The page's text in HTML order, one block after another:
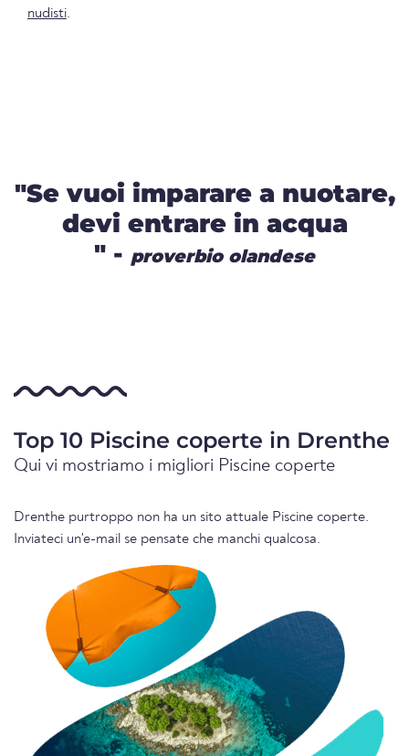
nudisti.
"Se vuoi imparare a nuotare,
devi entrare in acqua
" - proverbio olandese
Top 10 Piscine coperte in Drenthe
Qui vi mostriamo i migliori Piscine coperte
Drenthe purtroppo non ha un sito attuale Piscine coperte.
Inviateci un'e-mail se pensate che manchi qualcosa.